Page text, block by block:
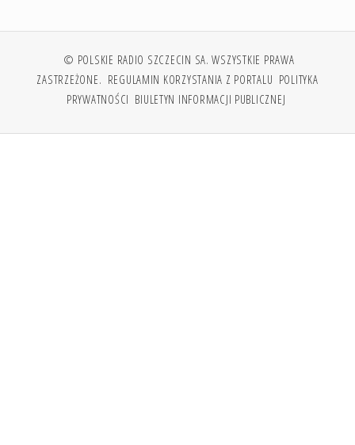
© POLSKIE RADIO SZCZECIN SA. WSZYSTKIE PRAWA
ZASTRZEŻONE. REGULAMIN KORZYSTANIA Z PORTALU POLITYKA
PRYWATNOŚCI BIULETYN INFORMACJI PUBLICZNEJ